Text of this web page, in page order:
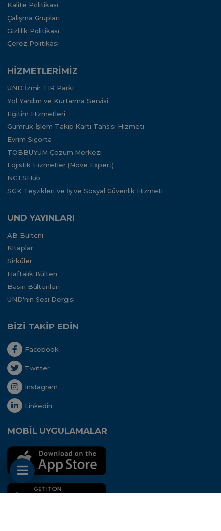
Kalite Politikası
Çalışma Grupları
Gizlilik Politikası
Çerez Politikası
HİZMETLERİMİZ
UND İzmir TIR Parkı
Yol Yardım ve Kurtarma Servisi
Eğitim Hizmetleri
Gümrük İşlem Takip Kartı Tahsisi Hizmeti
Evrim Sigorta
TOBBUYUM Çözüm Merkezi
Lojistik Hizmetler (Move Expert)
NCTSHub
SGK Teşvikleri ve İş ve Sosyal Güvenlik Hizmeti
UND YAYINLARI
AB Bülteni
Kitaplar
Sirküler
Haftalık Bülten
Basın Bültenleri
UND'nin Sesi Dergisi
BİZİ TAKİP EDİN
Facebook
Twitter
Instagram
Linkedin
MOBİL UYGULAMALAR